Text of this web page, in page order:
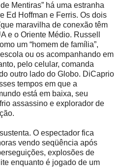
Mentiras” há uma estranha
Ed Hoffman e Ferris. Os dois
maravilha de conexão têm
e o Oriente Médio. Russell
um “homem de família”,
ou os acompanhando em
pelo celular, comanda
outro lado do Globo. DiCaprio
tempos em que a
está em baixa, seu
assassino e explorador de
O espectador fica
vendo seqüência após
explosões de
enquanto é jogado de um